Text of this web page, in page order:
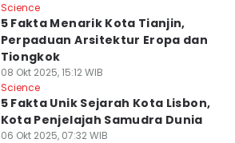
Science
5 Fakta Menarik Kota Tianjin,
Perpaduan Arsitektur Eropa dan
Tiongkok
08 Okt 2025, 15:12 WIB
Science
5 Fakta Unik Sejarah Kota Lisbon,
Kota Penjelajah Samudra Dunia
06 Okt 2025, 07:32 WIB